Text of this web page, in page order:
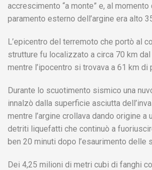
accrescimento “a monte” e, al
paramento esterno dell’argine era alto
L’epicentro del terremoto che portò al
strutture fu localizzato a circa 70 km
mentre l’ipocentro si trovava a 61 km di
Durante lo scuotimento sismico una
innalzò dalla superficie asciutta
mentre l’argine crollava dando origine a
detriti liquefatti che continuò a
ben 20 minuti dopo l’esaurimento delle
Dei 4,25 milioni di metri cubi di fanghi